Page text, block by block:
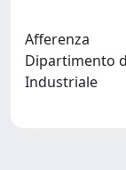
Afferenza
Dipartimento
Industriale